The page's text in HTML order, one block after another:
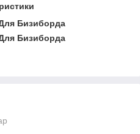
Бизиборда
Бизиборда